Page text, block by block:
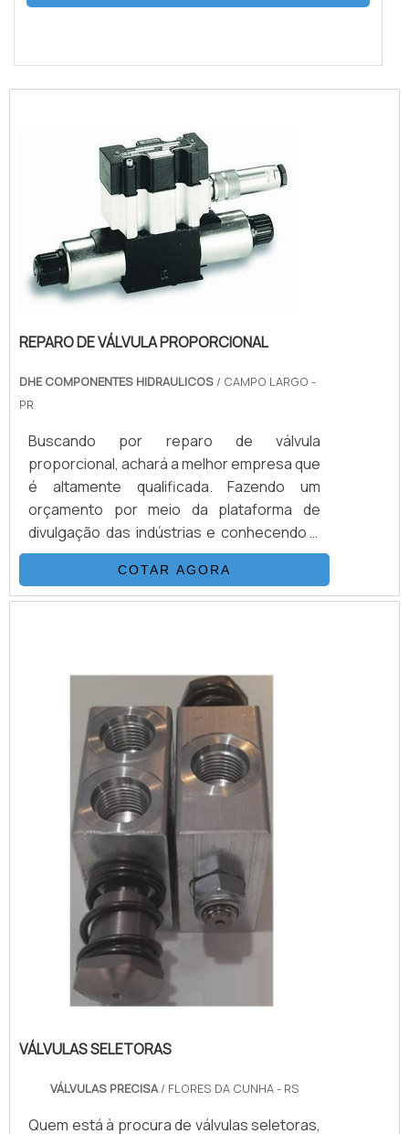
REPARO DE VÁLVULA PROPORCIONAL
DHE COMPONENTES HIDRAULICOS / CAMPO LARGO -
PR
Buscando por reparo de válvula
proporcional, achará a melhor empresa que
é altamente qualificada. Fazendo um
orçamento por meio da plataforma de
divulgação das indústrias e conhecendo a
maior referência no mercado em seu
próprio segmento.UM POUCO MAIS SOBRE
REPARO DE VÁLVULA PROPORCIONALQuem
Componentes Hidráulicos. Disponibilizando
para os clientes válvulas direciona...
COTAR AGORA
VÁLVULAS SELETORAS
VÁLVULAS PRECISA/ FLORES DA CUNHA - RS
Quem está à procura de válvulas seletoras,